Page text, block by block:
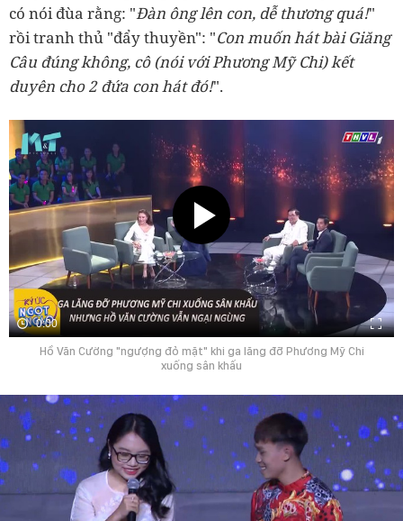
có nói đùa rằng: "Đàn ông lên con, dễ thương quá!"
rồi tranh thủ "đẩy thuyền": "Con muốn hát bài Giăng
Câu đúng không, cô (nói với Phương Mỹ Chi) kết
duyên cho 2 đứa con hát đó!".
0:00
Hồ Văn Cường "ngượng đỏ mặt" khi ga lăng đỡ Phương Mỹ Chi
xuống sân khấu